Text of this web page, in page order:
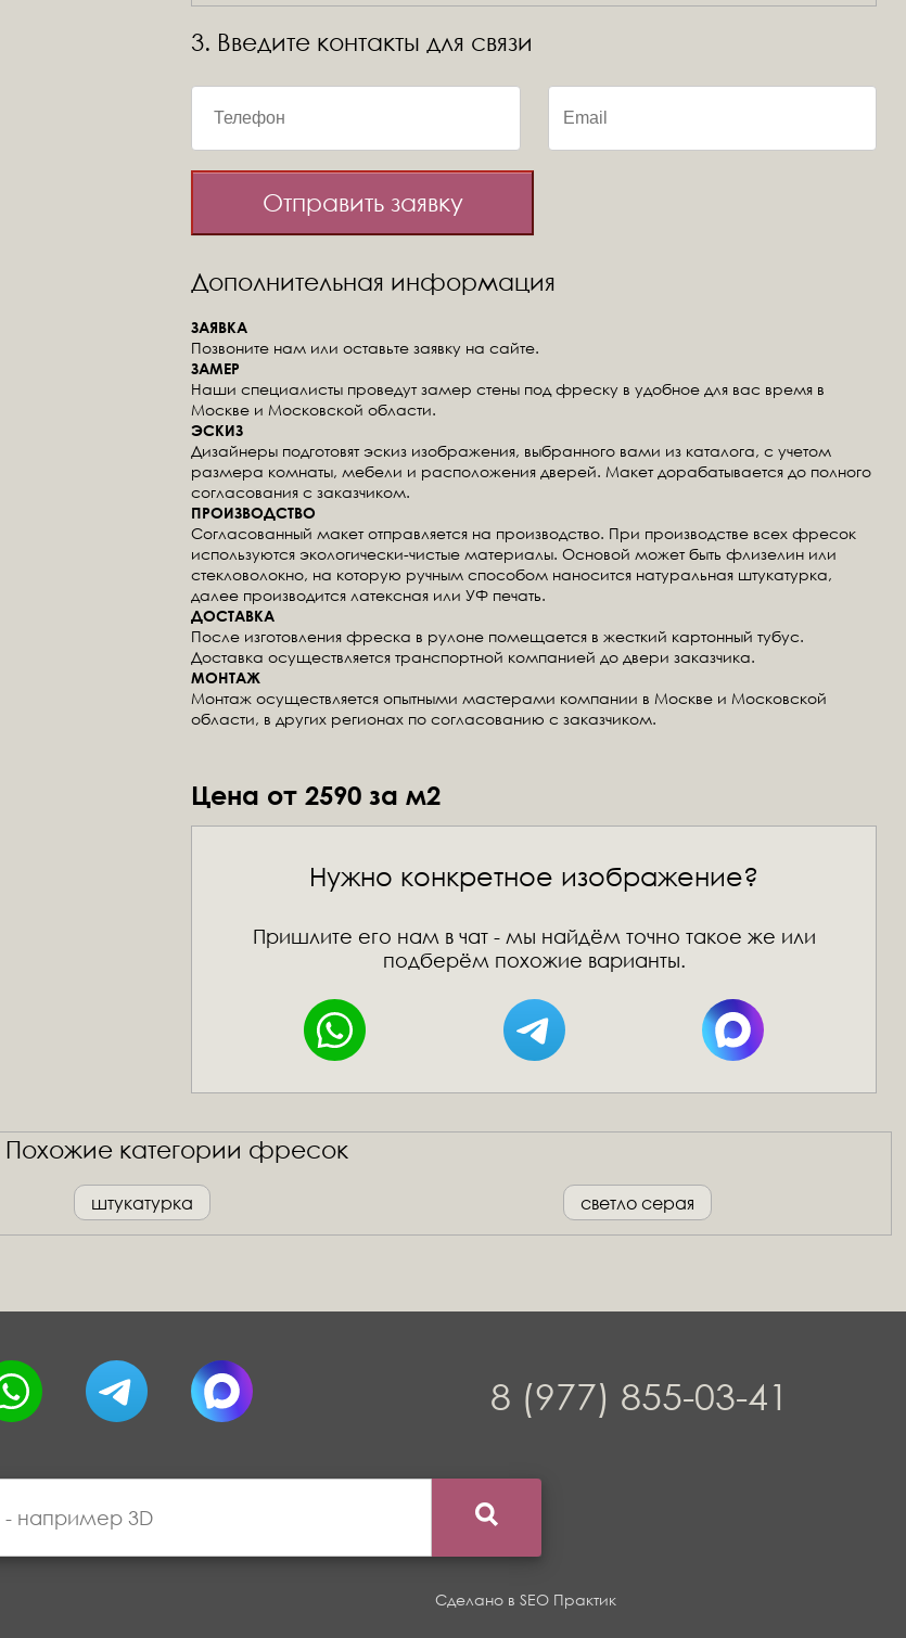
3. Введите контакты для связи
Отправить заявку
Дополнительная информация
ЗАЯВКА
Позвоните нам или оставьте заявку на сайте.
ЗАМЕР
Наши специалисты проведут замер стены под фреску в удобное для вас время в
Москве и Московской области.
ЭСКИЗ
Дизайнеры подготовят эскиз изображения, выбранного вами из каталога, с учетом
размера комнаты, мебели и расположения дверей. Макет дорабатывается до полного
согласования с заказчиком.
ПРОИЗВОДСТВО
Согласованный макет отправляется на производство. При производстве всех фресок
используются экологически-чистые материалы. Основой может быть флизелин или
стекловолокно, на которую ручным способом наносится натуральная штукатурка,
далее производится латексная или УФ печать.
ДОСТАВКА
После изготовления фреска в рулоне помещается в жесткий картонный тубус.
Доставка осуществляется транспортной компанией до двери заказчика.
МОНТАЖ
Монтаж осуществляется опытными мастерами компании в Москве и Московской
области, в других регионах по согласованию с заказчиком.
Цена от 2590 за м2
Нужно конкретное изображение?
Пришлите его нам в чат - мы найдём точно такое же или
подберём похожие варианты.
Похожие категории фресок
штукатурка светло серая
8 (977) 855-03-41
Сделано в SEO Практик